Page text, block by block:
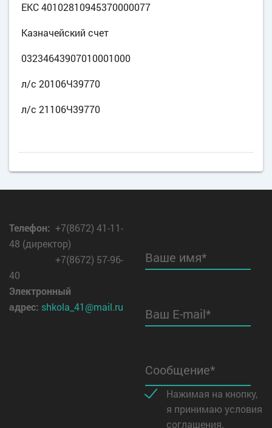
ЕКС 40102810945370000077
Казначейский счет
03234643907010001000
л/с 20106Ч39770
л/с 21106Ч39770
Телефон: +7(8672) 41-11-
48 (директор)
+7(8672) 57-96-
40
Электронный
адрес: shkola_41@mail.ru
Ваше имя*
Ваш E-mail*
Сообщение*
Нажимая на кнопку,
я принимаю условия
соглашения.